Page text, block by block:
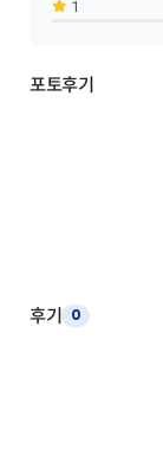
1
포토후기
후기 0